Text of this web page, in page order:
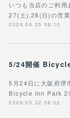
いつも当店のご利用
27(土),28(日)の営
2026.06.25 08:10
5月24日に大阪府堺
Bicycle Inn Park
2026.05.22 08:02